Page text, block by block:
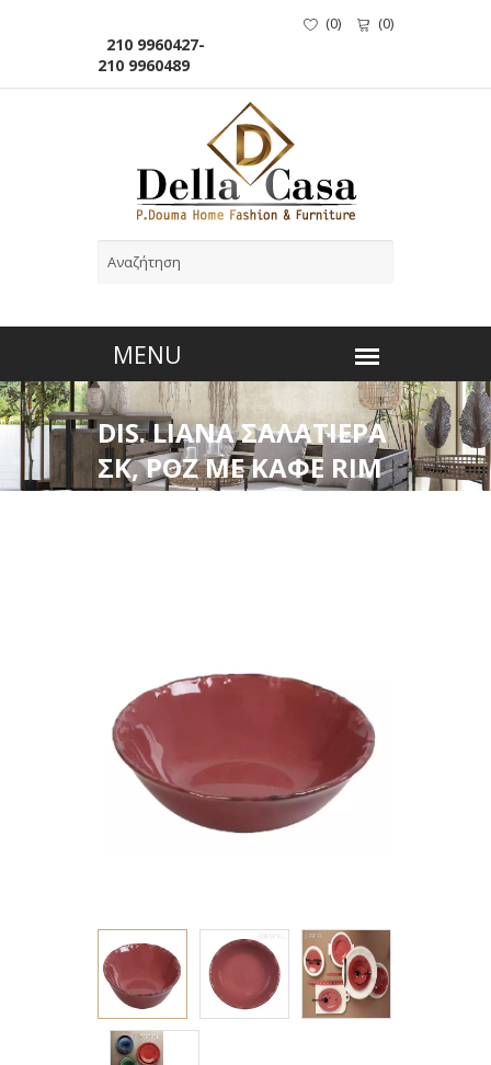
210 9960427-
210 9960489
(0) (0)
DIS. LIANA ΣΑΛΑΤΙΕΡΑ
ΣΚ, ΡΟΖ ΜΕ ΚΑΦΕ RIM
25ΕΚ (smA)